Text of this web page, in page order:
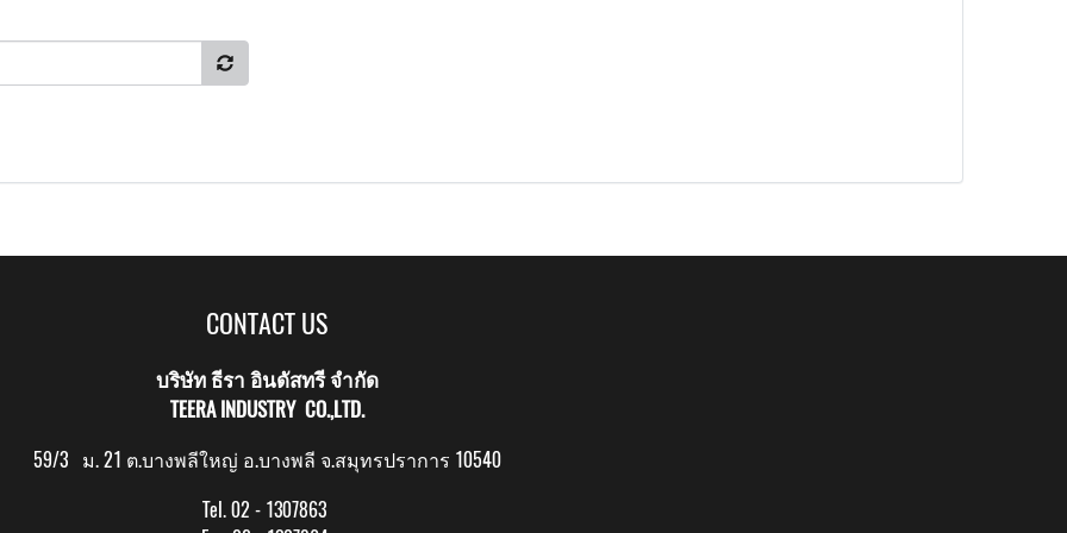
CONTACT US
บริษัท ธีรา อินดัสทรี จำกัด
TEERA INDUSTRY CO.,LTD.
59/3 ม. 21 ต.บางพลีใหญ่ อ.บางพลี จ.สมุทรปราการ 10540
Tel. 02 - 1307863